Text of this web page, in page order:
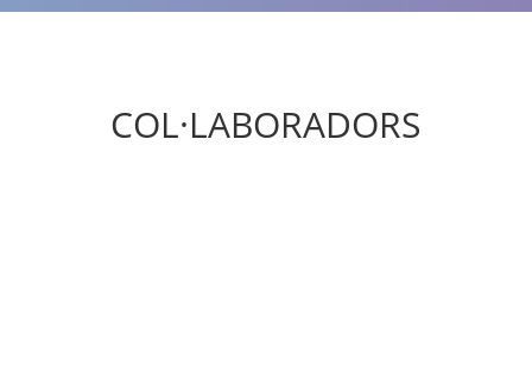
COL·LABORADORS